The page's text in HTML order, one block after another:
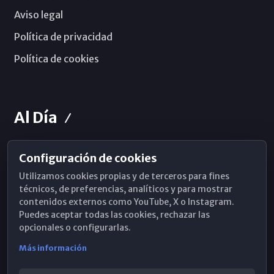
Aviso legal
Política de privacidad
Política de cookies
Al Día
Horarios de Misa
Hemeroteca
WhatsApp
Configuración de cookies
Utilizamos cookies propias y de terceros para fines
técnicos, de preferencias, analíticos y para mostrar
contenidos externos como YouTube, X o Instagram.
Puedes aceptar todas las cookies, rechazar las
opcionales o configurarlas.
Más información